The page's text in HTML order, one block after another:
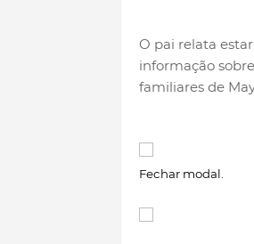
O pai relata
informação
familiares de
Fechar modal.